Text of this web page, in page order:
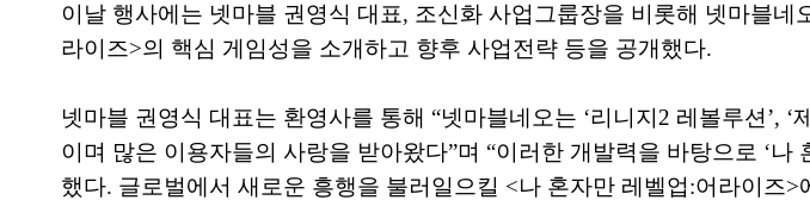
이날 행사에는 넷마블 권영식 대표, 조신화 사업그룹장을 비롯해 넷마블
라이즈>의 핵심 게임성을 소개하고 향후 사업전략 등을 공개했다.
넷마블 권영식 대표는 환영사를 통해 “넷마블네오는 ‘리니지2 레볼루션’,
이며 많은 이용자들의 사랑을 받아왔다”며 “이러한 개발력을 바탕으로 ‘
했다. 글로벌에서 새로운 흥행을 불러일으킬 <나 혼자만 레벨업:어라이즈